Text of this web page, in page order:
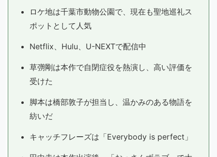
ロケ地は千葉市動物公園で、現在も聖地巡礼ス
ポットとして人気
Netflix、Hulu、U-NEXTで配信中
草彅剛は本作で自閉症役を熱演し、高い評価を
受けた
脚本は橋部敦子が担当し、温かみのある物語を
紡いだ
キャッチフレーズは「Everybody is perfect」